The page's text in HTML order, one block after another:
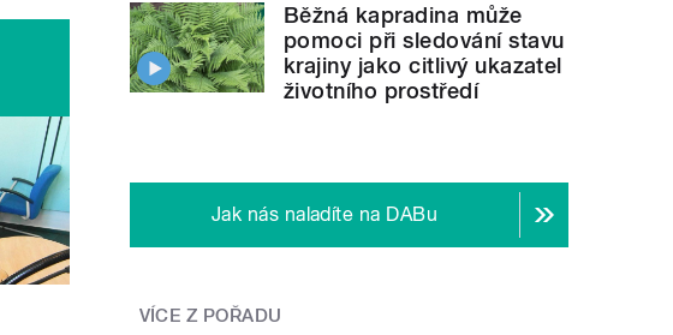
Běžná kapradina může
pomoci při sledování stavu
krajiny jako citlivý ukazatel
životního prostředí
Jak nás naladíte na DABu
VÍCE Z POŘADU